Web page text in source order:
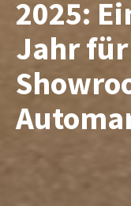
2025:
Jahr